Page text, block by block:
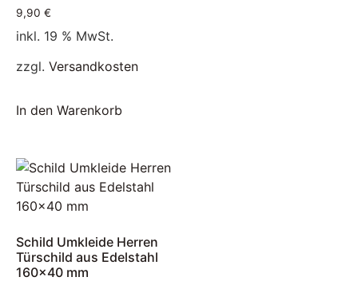
9,90 €
inkl. 19 % MwSt.
zzgl. Versandkosten
In den Warenkorb
Schild Umkleide Herren
Türschild aus Edelstahl
160×40 mm